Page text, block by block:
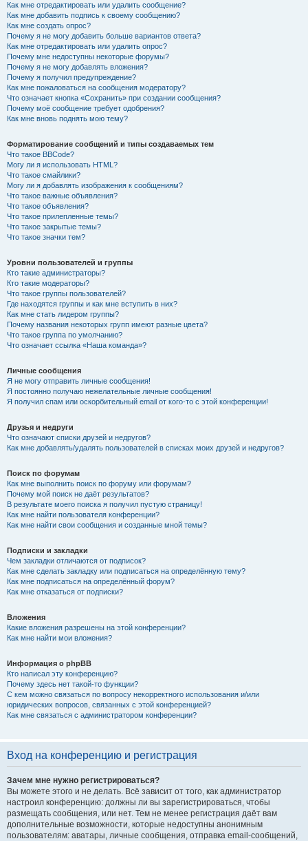
Как мне отредактировать или удалить сообщение?
Как мне добавить подпись к своему сообщению?
Как мне создать опрос?
Почему я не могу добавить больше вариантов ответа?
Как мне отредактировать или удалить опрос?
Почему мне недоступны некоторые форумы?
Почему я не могу добавлять вложения?
Почему я получил предупреждение?
Как мне пожаловаться на сообщения модератору?
Что означает кнопка «Сохранить» при создании сообщения?
Почему моё сообщение требует одобрения?
Как мне вновь поднять мою тему?
Форматирование сообщений и типы создаваемых тем
Что такое BBCode?
Могу ли я использовать HTML?
Что такое смайлики?
Могу ли я добавлять изображения к сообщениям?
Что такое важные объявления?
Что такое объявления?
Что такое прилепленные темы?
Что такое закрытые темы?
Что такое значки тем?
Уровни пользователей и группы
Кто такие администраторы?
Кто такие модераторы?
Что такое группы пользователей?
Где находятся группы и как мне вступить в них?
Как мне стать лидером группы?
Почему названия некоторых групп имеют разные цвета?
Что такое группа по умолчанию?
Что означает ссылка «Наша команда»?
Личные сообщения
Я не могу отправить личные сообщения!
Я постоянно получаю нежелательные личные сообщения!
Я получил спам или оскорбительный email от кого-то с этой конференции!
Друзья и недруги
Что означают списки друзей и недругов?
Как мне добавлять/удалять пользователей в списках моих друзей и недругов?
Поиск по форумам
Как мне выполнить поиск по форуму или форумам?
Почему мой поиск не даёт результатов?
В результате моего поиска я получил пустую страницу!
Как мне найти пользователя конференции?
Как мне найти свои сообщения и созданные мной темы?
Подписки и закладки
Чем закладки отличаются от подписок?
Как мне сделать закладку или подписаться на определённую тему?
Как мне подписаться на определённый форум?
Как мне отказаться от подписки?
Вложения
Какие вложения разрешены на этой конференции?
Как мне найти мои вложения?
Информация о phpBB
Кто написал эту конференцию?
Почему здесь нет такой-то функции?
С кем можно связаться по вопросу некорректного использования и/или
юридических вопросов, связанных с этой конференцией?
Как мне связаться с администратором конференции?
Вход на конференцию и регистрация
Зачем мне нужно регистрироваться?
Вы можете этого и не делать. Всё зависит от того, как администратор
настроил конференцию: должны ли вы зарегистрироваться, чтобы
размещать сообщения, или нет. Тем не менее регистрация даёт вам
дополнительные возможности, которые недоступны анонимным
пользователям: аватары, личные сообщения, отправка email-сообщений,